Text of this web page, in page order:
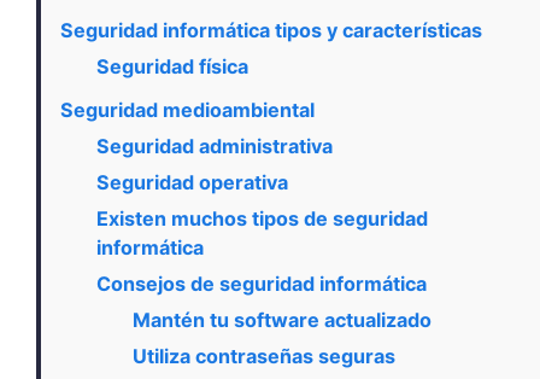
Seguridad informática tipos y características
Seguridad física
Seguridad medioambiental
Seguridad administrativa
Seguridad operativa
Existen muchos tipos de seguridad
informática
Consejos de seguridad informática
Mantén tu software actualizado
Utiliza contraseñas seguras